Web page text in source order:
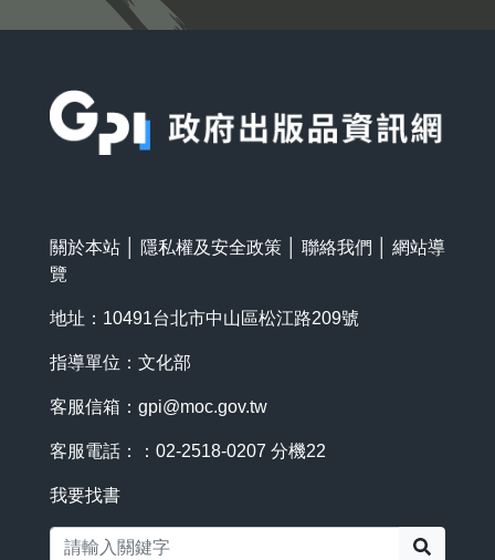
關於本站 隱私權及安全政策 聯絡我們
網站導
覽
地址：10491台北市中山區松江路209號
指導單位：文化部
客服信箱： gpi@moc.gov.tw
客服電話：：02-2518-0207 分機22
我要找書